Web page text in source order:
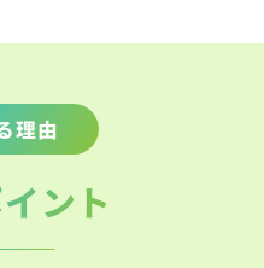
理由
ント